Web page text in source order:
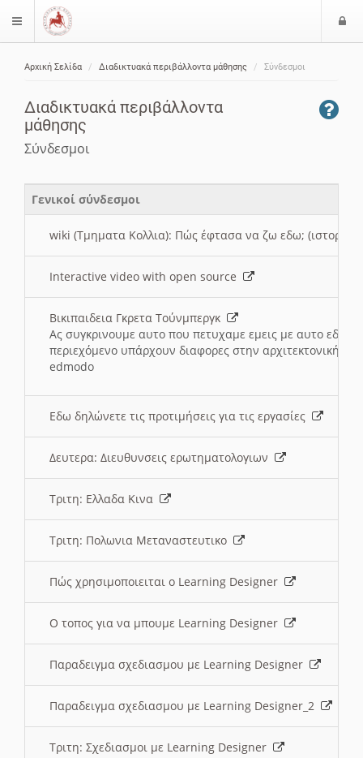
$langMenu
Αρχική Σελίδα Διαδικτυακά περιβάλλοντα μάθησης Σύνδεσμοι
Διαδικτυακά περιβάλλοντα
μάθησης
Σύνδεσμοι
Γενικοί σύνδεσμοι
wiki (Τμηματα Κολλια): Πώς έφτασα να ζω εδω; (ιστορια)
Interactive video with open source
Βικιπαιδεια Γκρετα Τούνμπεργκ
Ας συγκρινουμε αυτο που πετυχαμε εμεις με αυτο εδω
περιεχόμενο υπάρχουν διαφορες στην αρχιτεκτονική
edmodo
Εδω δηλώνετε τις προτιμήσεις για τις εργασίες
Δευτερα: Διευθυνσεις ερωτηματολογιων
Τριτη: Ελλαδα Κινα
Τριτη: Πολωνια Μεταναστευτικο
Πώς χρησιμοποιειται ο Learning Designer
O τοπος για να μπουμε Learning Designer
Παραδειγμα σχεδιασμου με Learning Designer
Παραδειγμα σχεδιασμου με Learning Designer_2
Τριτη: Σχεδιασμοι με Learning Designer